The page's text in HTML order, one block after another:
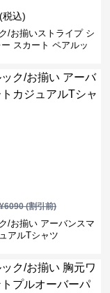
(税込)
/お揃いストライプ シ
スカート ペアルッ
¥6090(割引前)
/お揃い アーバンスマ
アルTシャツ